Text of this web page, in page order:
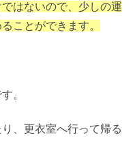
はないので、少しの運
ことができます。
。
、更衣室へ行って帰る